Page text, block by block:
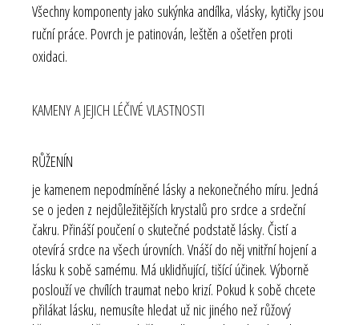
Všechny komponenty jako sukýnka andílka, vlásky, kytičky jsou
ruční práce. Povrch je patinován, leštěn a ošetřen proti
oxidaci.
KAMENY A JEJICH LÉČIVÉ VLASTNOSTI
RŮŽENÍN
je kamenem nepodmíněné lásky a nekonečného míru. Jedná
se o jeden z nejdůležitějších krystalů pro srdce a srdeční
čakru. Přináší poučení o skutečné podstatě lásky. Čistí a
otevírá srdce na všech úrovních. Vnáší do něj vnitřní hojení a
lásku k sobě samému. Má uklidňující, tišící účinek. Výborně
poslouží ve chvílích traumat nebo krizí. Pokud k sobě chcete
přilákat lásku, nemusíte hledat už nic jiného než růžový